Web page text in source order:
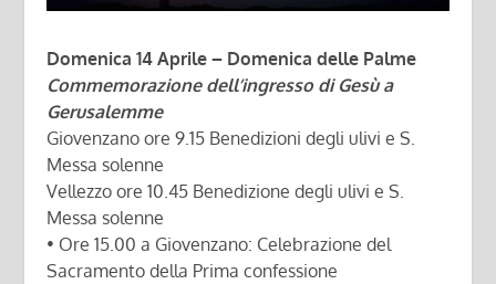
Domenica 14 Aprile – Domenica delle Palme
Commemorazione dell’ingresso di Gesù a
Gerusalemme
Giovenzano ore 9.15 Benedizioni degli ulivi e S.
Messa solenne
Vellezzo ore 10.45 Benedizione degli ulivi e S.
Messa solenne
• Ore 15.00 a Giovenzano: Celebrazione del
Sacramento della Prima confessione